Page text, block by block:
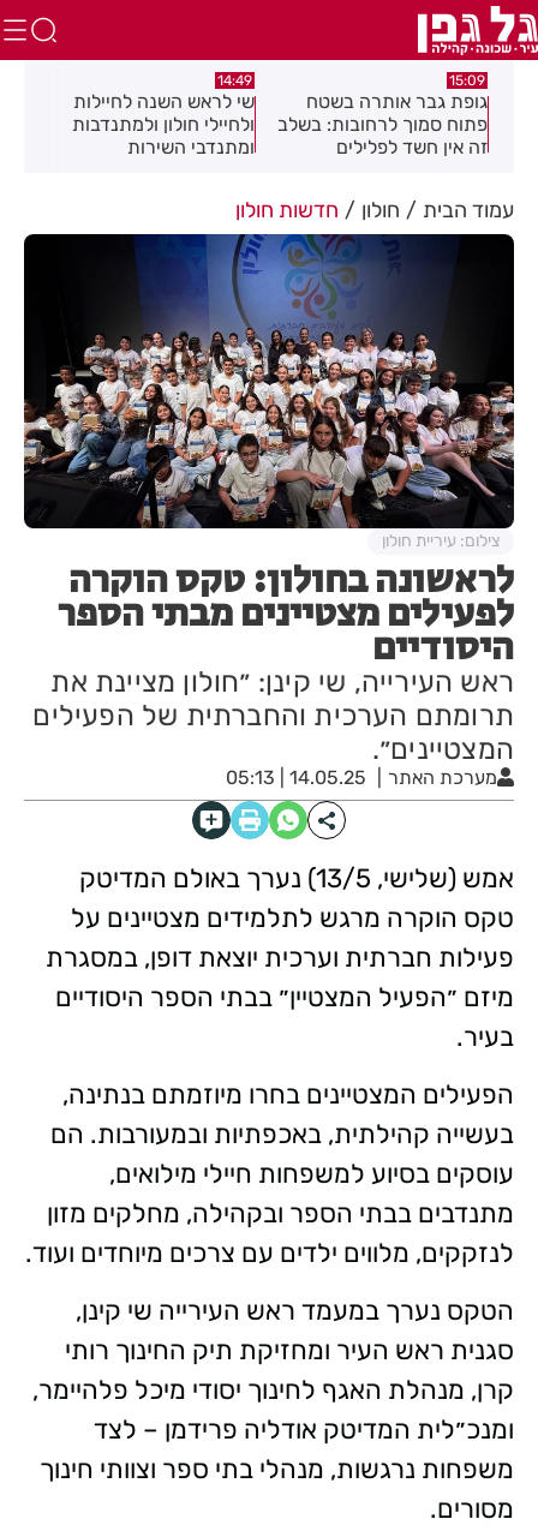
14:49
שי לראש השנה לחיילות
ולחיילי חולון ולמתנדבות
ומתנדבי השירות
14:08
מאחורי המגדלים: מומחי
הנדל"ן חושפים את הסודות
עמוד הבית חולון חדשות חולון
לראשונה בחולון: טקס הוקרה
לפעילים מצטיינים מבתי הספר
היסודיים
ראש העירייה, שי קינן: ״חולון מציינת את
תרומתם הערכית והחברתית של הפעילים
המצטיינים״.
מערכת האתר 14.05.25 | 05:13
צילום: עיריית חולון
אמש (שלישי, 13/5) נערך באולם המדיטק
טקס הוקרה מרגש לתלמידים מצטיינים על
פעילות חברתית וערכית יוצאת דופן, במסגרת
מיזם ״הפעיל המצטיין״ בבתי הספר היסודיים
בעיר.
הפעילים המצטיינים בחרו מיוזמתם בנתינה,
בעשייה קהילתית, באכפתיות ובמעורבות. הם
עוסקים בסיוע למשפחות חיילי מילואים,
מתנדבים בבתי הספר ובקהילה, מחלקים מזון
לנזקקים, מלווים ילדים עם צרכים מיוחדים ועוד.
הטקס נערך במעמד ראש העירייה שי קינן,
סגנית ראש העיר ומחזיקת תיק החינוך רותי
קרן, מנהלת האגף לחינוך יסודי מיכל פלהיימר,
ומנכ״לית המדיטק אודליה פרידמן – לצד
משפחות נרגשות, מנהלי בתי ספר וצוותי חינוך
מסורים.